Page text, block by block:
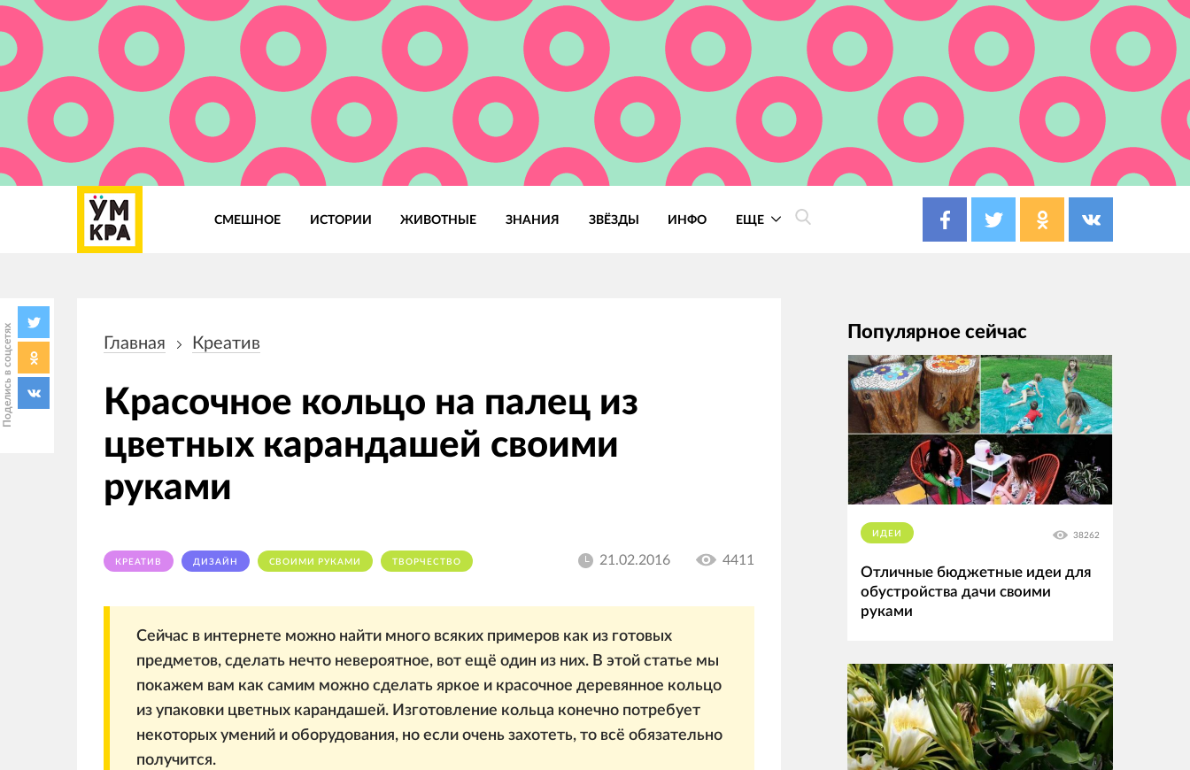
СМЕШНОЕ ИСТОРИИ ЖИВОТНЫЕ ЗНАНИЯ ЗВЁЗДЫ ИНФО ЕЩЕ
Поделись в соцсетях навигации
Главная Креатив
Красочное кольцо на палец из
цветных карандашей своими
руками
КРЕАТИВ ДИЗАЙН СВОИМИ РУКАМИ ТВОРЧЕСТВО 21.02.2016 4411
Сейчас в интернете можно найти много всяких примеров как из готовых
предметов, сделать нечто невероятное, вот ещё один из них. В этой статье мы
покажем вам как самим можно сделать яркое и красочное деревянное кольцо
из упаковки цветных карандашей. Изготовление кольца конечно потребует
некоторых умений и оборудования, но если очень захотеть, то всё обязательно
получится.
Популярное сейчас
ИДЕИ 38262
Отличные бюджетные идеи для
обустройства дачи своими
руками